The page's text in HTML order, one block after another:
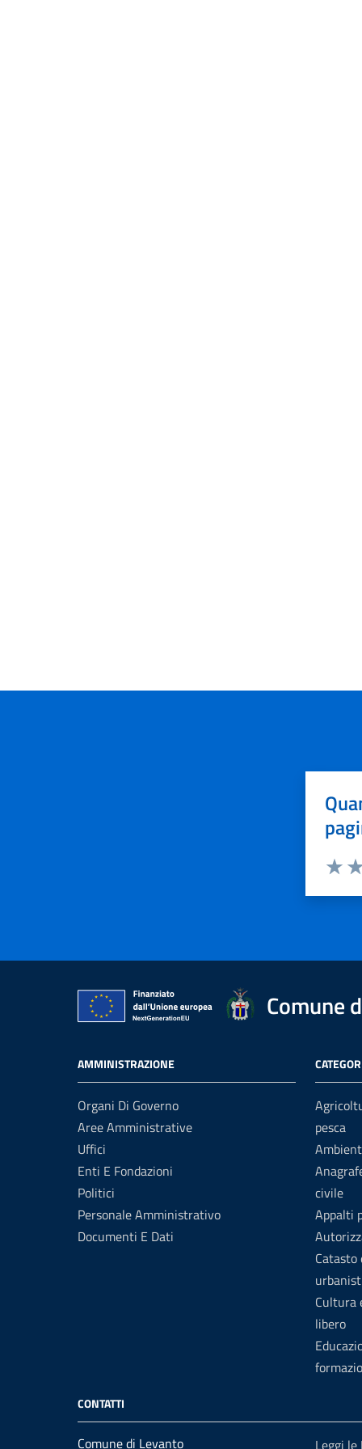
Comune
AMMINISTRAZIONE
Organi Di Governo
Aree Amministrative
Uffici
Enti E Fondazioni
Politici
Personale Amministrativo
Documenti E Dati
pesca
civile
Appalti
Catasto
Cultura
libero
CONTATTI
Comune di Levanto Leggi le